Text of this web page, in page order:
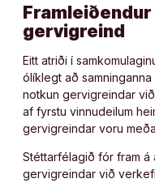
gervigreind
Eitt atriði í
ólíklegt að
notkun gervigreindar
af fyrstu vinnudeilum
gervigreindar voru
Stéttarfélagið fór fram á
gervigreindar við